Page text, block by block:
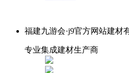
福建九游会·j9官方网站建材
专业集成建材生产商